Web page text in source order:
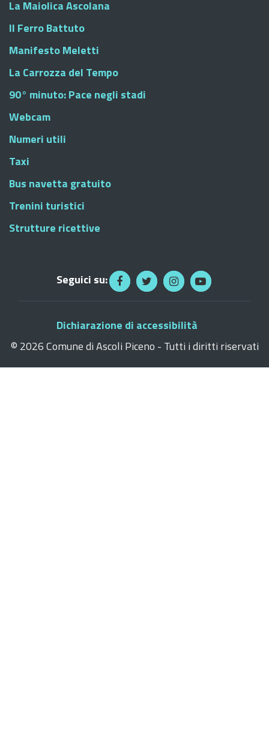
La Maiolica Ascolana
Il Ferro Battuto
Manifesto Meletti
La Carrozza del Tempo
90° minuto: Pace negli stadi
Webcam
Numeri utili
Taxi
Bus navetta gratuito
Trenini turistici
Strutture ricettive
Seguici su:
Dichiarazione di accessibilità
© 2026 Comune di Ascoli Piceno - Tutti i diritti riservati